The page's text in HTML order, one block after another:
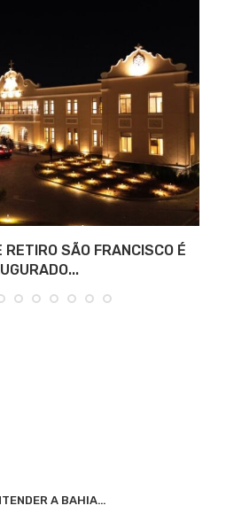
SÃO FRANCISCO É
A BAHIA…